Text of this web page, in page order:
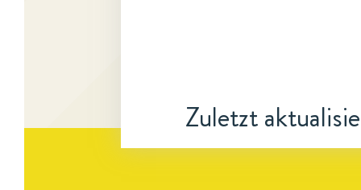
Zuletzt